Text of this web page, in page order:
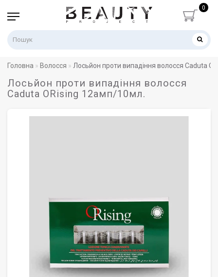
0
Головна Волосся Лосьйон проти випадіння волосся Caduta
Лосьйон проти випадіння волосся
Caduta ORising 12амп/10мл.